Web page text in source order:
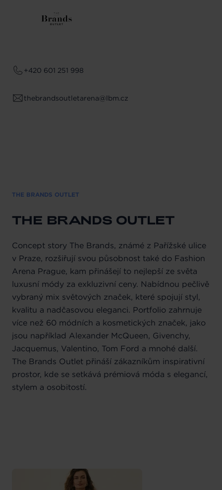
+420 601 251 998
thebrandsoutletarena@lbm.cz
THE BRANDS OUTLET
THE BRANDS OUTLET
Concept story The Brands, známé z Pařížské ulice
v Praze, rozšiřují svou působnost také do Fashion
Arena Prague, kam přinášejí to nejlepší ze světa
luxusní módy za exkluzivní ceny. Nabídnou pečlivě
vybraný mix světových značek, které spojují styl,
kvalitu a nadčasovou eleganci. Portfolio zahrnuje
více než 60 módních a kosmetických značek, jako
jsou například Alexander McQueen, Givenchy,
Jacquemus, Valentino, Tom Ford a mnohé další.
The Brands Outlet přináší zákazníkům inspirativní
prostor, kde se setkává prémiová móda s elegancí,
stylem a osobitostí.